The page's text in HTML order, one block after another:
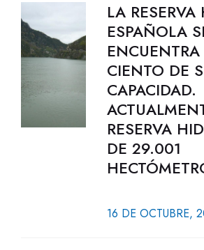
LA
ESPAÑOLA
CIENTO DE
CAPACIDAD.
RESERVA
DE 29.001
16 DE OCTUBRE,